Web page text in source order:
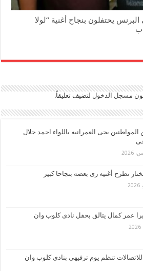
يحتفلون بنجاح أغنية “لولا
مسجل الدخول لتضيف تعليقاً.
المواطنين بحى العمرانيه باللواء احمد جلال
تطرح أغنيه زى بعضه بنجاحا كبير
عمر كمال يتالق بحفل نادى كلوب وان
تنظم يوم ترفيهى بنادى كلوب وان